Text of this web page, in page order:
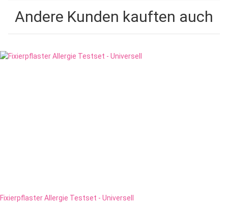
Andere Kunden kauften auch
Fixierpflaster Allergie Testset - Universell